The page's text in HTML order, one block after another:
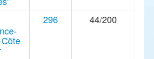
296 44/200